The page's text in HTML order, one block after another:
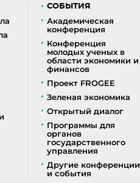
СОБЫТИЯ
Академическая
конференция
Конференция
молодых ученых в
области экономики и
финансов
Проект FROGEE
Зеленая экономика
Открытый диалог
Программы для
органов
государственного
управления
Другие конференции
и события